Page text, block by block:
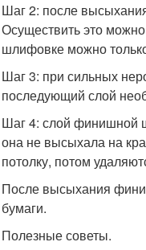
Шаг 2: после
Осуществить это
шлифовке можно
Шаг 3: при сильных
последующий слой
Шаг 4: слой финишной
она не высыхала на
потолку, потом
После высыхания
бумаги.
Полезные советы.